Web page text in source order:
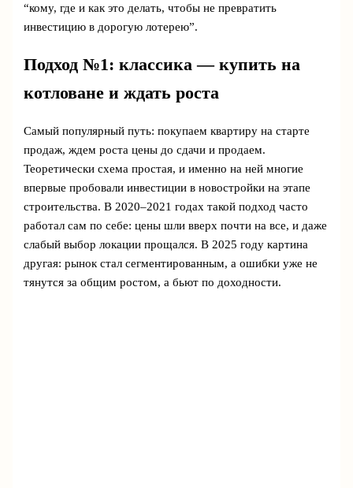
“кому, где и как это делать, чтобы не превратить
инвестицию в дорогую лотерею”.
Подход №1: классика — купить на
котловане и ждать роста
Самый популярный путь: покупаем квартиру на старте
продаж, ждем роста цены до сдачи и продаем.
Теоретически схема простая, и именно на ней многие
впервые пробовали инвестиции в новостройки на этапе
строительства. В 2020–2021 годах такой подход часто
работал сам по себе: цены шли вверх почти на все, и даже
слабый выбор локации прощался. В 2025 году картина
другая: рынок стал сегментированным, а ошибки уже не
тянутся за общим ростом, а бьют по доходности.